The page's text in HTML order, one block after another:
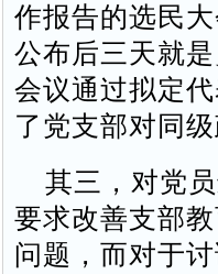
作报告的选民
公布后三天就
会议通过拟定
了党支部对同
其三，对党员
要求改善支部
问题，而对于